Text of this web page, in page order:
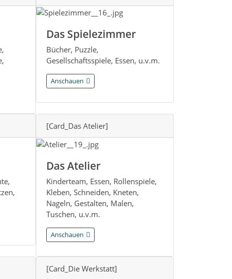
Das Spielezimmer
Bücher, Puzzle,
Gesellschaftsspiele, Essen, u.v.m.
Anschauen
[Card_Das Atelier]
Das Atelier
Kinderteam, Essen, Rollenspiele,
Kleben, Schneiden, Kneten,
Nageln, Gestalten, Malen,
Tuschen, u.v.m.
Anschauen
[Card_Die Werkstatt]